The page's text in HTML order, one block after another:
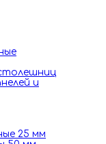
и
25 мм